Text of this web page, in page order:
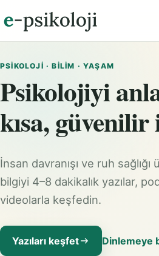
PSIKOLOJI · BILIM · YAŞAM
Psikolojiyi
kısa,
İnsan davranışı ve ruh
bilgiyi 4–8 dakikalık yazılar,
videolarla keşfedin.
Yazıları keşfet Dinlemeye